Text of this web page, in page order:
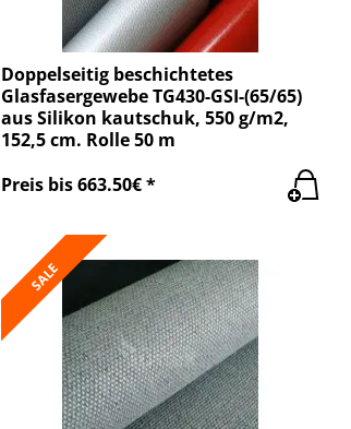
Doppelseitig beschichtetes
Glasfasergewebe TG430-GSI-(65/65)
aus Silikon kautschuk, 550 g/m2,
152,5 cm. Rolle 50 m
Preis bis 663.50€ *
SALE